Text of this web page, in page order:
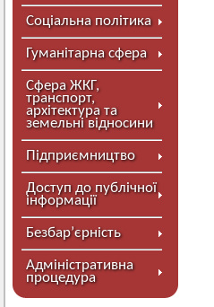
Соціальна політика
Гуманітарна сфера
Сфера ЖКГ,
транспорт,
архітектура та
земельні відносини
Підприємництво
Доступ до публічної
інформації
Безбар’єрність
Адміністративна
процедура